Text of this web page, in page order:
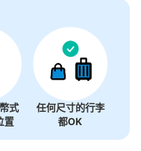
式
置
任何尺寸的行李
都OK